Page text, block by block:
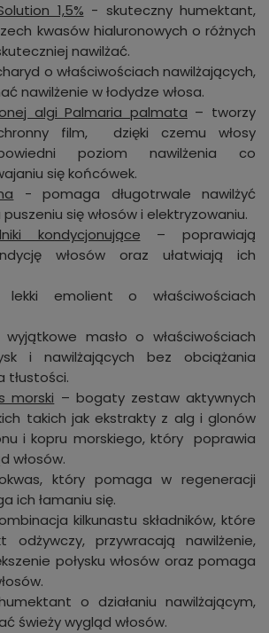
1,5% - skuteczny humektant,
kwasów hialuronowych o różnych
nawilżać.
o właściwościach nawilżających,
nawilżenie w łodydze włosa.
algi Palmaria palmata – tworzy
film, dzięki czemu włosy
poziom nawilżenia co
się końcówek.
- pomaga długotrwale nawilżyć
się włosów i elektryzowaniu.
kondycjonujące – poprawiają
włosów oraz ułatwiają ich
emolient o właściwościach
wyjątkowe masło o właściwościach
i nawilżających bez obciążania
tłustości.
morski – bogaty zestaw aktywnych
takich jak ekstrakty z alg i glonów
i kopru morskiego, który poprawia
włosów.
który pomaga w regeneracji
ich łamaniu się.
kilkunastu składników, które
odżywczy, przywracają nawilżenie,
połysku włosów oraz pomaga
o działaniu nawilżającym,
świeży wygląd włosów.